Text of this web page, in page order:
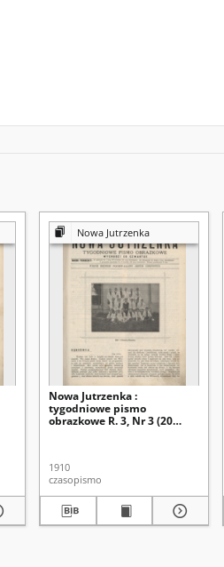
Nowa Jutrzenka
Nowa Jutrzenka :
tygodniowe pismo
obrazkowe R. 3, Nr 3 (20
1910
czasopismo